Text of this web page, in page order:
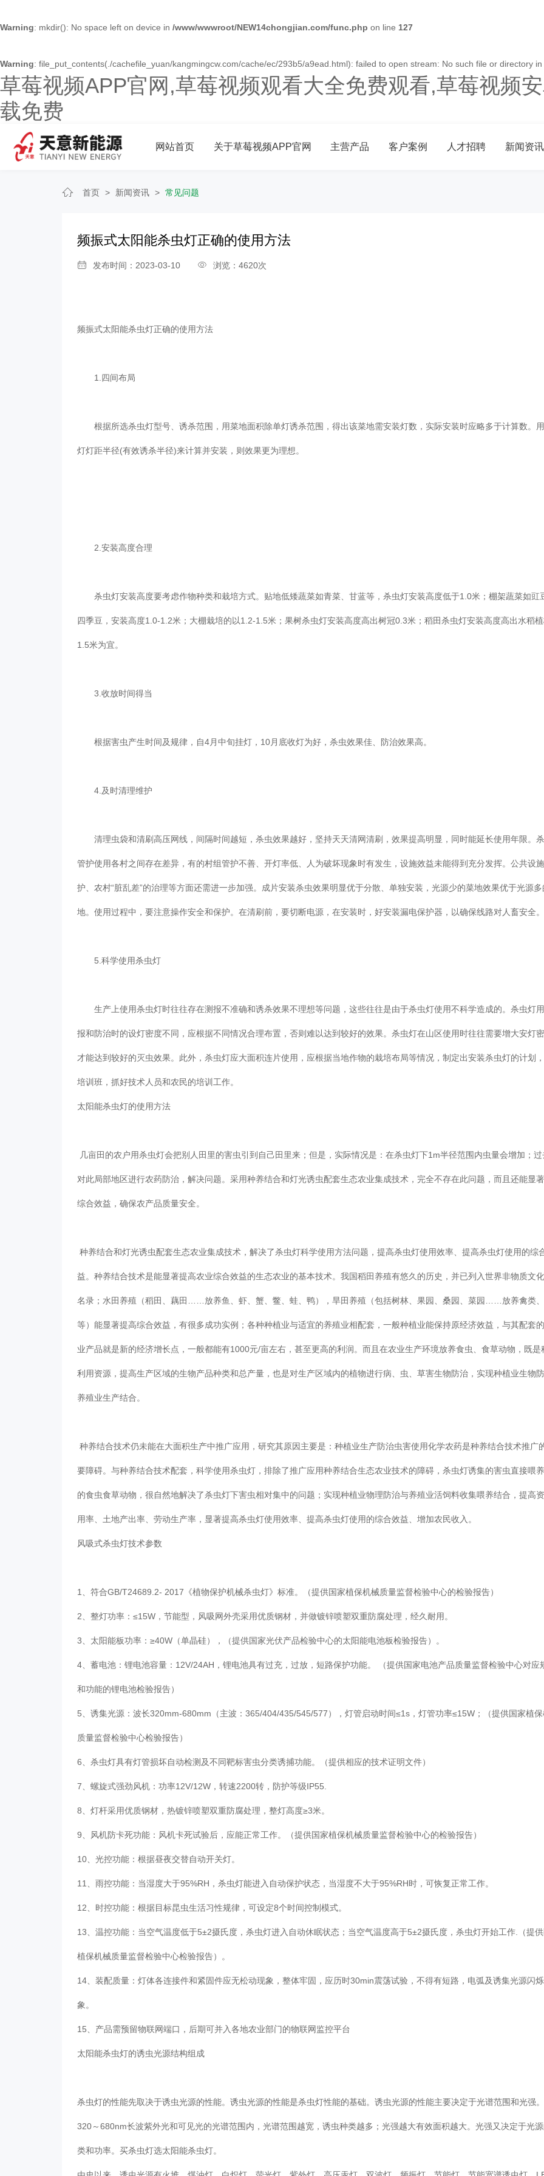
Warning: mkdir(): No space left on device in /www/wwwroot/NEW14chongjian.com/func.php on line 127
Warning: file_put_contents(./cachefile_yuan/kangmingcw.com/cache/ec/293b5/a9ead.html): failed to open stream: No such file or directory in
草莓视频APP官网,草莓视频观看大全免费观看,草莓视频
载免费
网站首页 关于草莓视频APP官网 主营产品 客户案例 人才招聘 新闻资讯
首页 > 新闻资讯 > 常见问题
频振式太阳能杀虫灯正确的使用方法
发布时间：2023-03-10 浏览：4620次
频振式太阳能杀虫灯正确的使用方法
1.四间布局
根据所选杀虫灯型号、诱杀范围，用菜地面积除单灯诱杀范围，得出该菜地需安装灯数，实际安装时应略多于计算数。
灯灯距半径(有效诱杀半径)来计算并安装，则效果更为理想。
2.安装高度合理
杀虫灯安装高度要考虑作物种类和栽培方式。贴地低矮蔬菜如青菜、甘蓝等，杀虫灯安装高度低于1.0米；棚架蔬菜如豇
四季豆，安装高度1.0-1.2米；大棚栽培的以1.2-1.5米；果树杀虫灯安装高度高出树冠0.3米；稻田杀虫灯安装高度高出水稻
1.5米为宜。
3.收放时间得当
根据害虫产生时间及规律，自4月中旬挂灯，10月底收灯为好，杀虫效果佳、防治效果高。
4.及时清理维护
清理虫袋和清刷高压网线，间隔时间越短，杀虫效果越好，坚持天天清网清刷，效果提高明显，同时能延长使用年限。
管护使用各村之间存在差异，有的村组管护不善、开灯率低、人为破坏现象时有发生，设施效益未能得到充分发挥。公共设
护、农村“脏乱差”的治理等方面还需进一步加强。成片安装杀虫效果明显优于分散、单独安装，光源少的菜地效果优于光源多
地。使用过程中，要注意操作安全和保护。在清刷前，要切断电源，在安装时，好安装漏电保护器，以确保线路对人畜安全。
5.科学使用杀虫灯
生产上使用杀虫灯时往往存在测报不准确和诱杀效果不理想等问题，这些往往是由于杀虫灯使用不科学造成的。杀虫灯
报和防治时的设灯密度不同，应根据不同情况合理布置，否则难以达到较好的效果。杀虫灯在山区使用时往往需要增大安灯密
才能达到较好的灭虫效果。此外，杀虫灯应大面积连片使用，应根据当地作物的栽培布局等情况，制定出安装杀虫灯的计划
培训班，抓好技术人员和农民的培训工作。
太阳能杀虫灯的使用方法
几亩田的农户用杀虫灯会把别人田里的害虫引到自己田里来；但是，实际情况是：在杀虫灯下1m半径范围内虫量会增加；过
对此局部地区进行农药防治，解决问题。采用种养结合和灯光诱虫配套生态农业集成技术，完全不存在此问题，而且还能显
综合效益，确保农产品质量安全。
种养结合和灯光诱虫配套生态农业集成技术，解决了杀虫灯科学使用方法问题，提高杀虫灯使用效率、提高杀虫灯使用的综
益。种养结合技术是能显著提高农业综合效益的生态农业的基本技术。我国稻田养殖有悠久的历史，并已列入世界非物质文
名录；水田养殖（稻田、藕田……放养鱼、虾、蟹、鳖、蛙、鸭），旱田养殖（包括树林、果园、桑园、菜园……放养禽类
等）能显著提高综合效益，有很多成功实例；各种种植业与适宜的养殖业相配套，一般种植业能保持原经济效益，与其配套
业产品就是新的经济增长点，一般都能有1000元/亩左右，甚至更高的利润。而且在农业生产环境放养食虫、食草动物，既是
利用资源，提高生产区域的生物产品种类和总产量，也是对生产区域内的植物进行病、虫、草害生物防治，实现种植业生物
养殖业生产结合。
种养结合技术仍未能在大面积生产中推广应用，研究其原因主要是：种植业生产防治虫害使用化学农药是种养结合技术推广
要障碍。与种养结合技术配套，科学使用杀虫灯，排除了推广应用种养结合生态农业技术的障碍，杀虫灯诱集的害虫直接喂
的食虫食草动物，很自然地解决了杀虫灯下害虫相对集中的问题；实现种植业物理防治与养殖业活饲料收集喂养结合，提高
用率、土地产出率、劳动生产率，显著提高杀虫灯使用效率、提高杀虫灯使用的综合效益、增加农民收入。
风吸式杀虫灯技术参数
1、符合GB/T24689.2- 2017《植物保护机械杀虫灯》标准。（提供国家植保机械质量监督检验中心的检验报告）
2、整灯功率：≤15W，节能型，风吸网外壳采用优质钢材，并做镀锌喷塑双重防腐处理，经久耐用。
3、太阳能板功率：≥40W（单晶硅），（提供国家光伏产品检验中心的太阳能电池板检验报告）。
4、蓄电池：锂电池容量：12V/24AH，锂电池具有过充，过放，短路保护功能。 （提供国家电池产品质量监督检验中心对应
和功能的锂电池检验报告）
5、诱集光源：波长320mm-680mm（主波：365/404/435/545/577），灯管启动时间≤1s，灯管功率≤15W；（提供国家植
质量监督检验中心检验报告）
6、杀虫灯具有灯管损坏自动检测及不同靶标害虫分类诱捕功能。（提供相应的技术证明文件）
7、螺旋式强劲风机：功率12V/12W，转速2200转，防护等级IP55.
8、灯杆采用优质钢材，热镀锌喷塑双重防腐处理，整灯高度≥3米。
9、风机防卡死功能：风机卡死试验后，应能正常工作。（提供国家植保机械质量监督检验中心的检验报告）
10、光控功能：根据昼夜交替自动开关灯。
11、雨控功能：当湿度大于95%RH，杀虫灯能进入自动保护状态，当湿度不大于95%RH时，可恢复正常工作。
12、时控功能：根据目标昆虫生活习性规律，可设定8个时间控制模式。
13、温控功能：当空气温度低于5±2摄氏度，杀虫灯进入自动休眠状态；当空气温度高于5±2摄氏度，杀虫灯开始工作.（提
植保机械质量监督检验中心检验报告）。
14、装配质量：灯体各连接件和紧固件应无松动现象，整体牢固，应历时30min震荡试验，不得有短路，电弧及诱集光源闪
象。
15、产品需预留物联网端口，后期可并入各地农业部门的物联网监控平台
太阳能杀虫灯的诱虫光源结构组成
杀虫灯的性能先取决于诱虫光源的性能。诱虫光源的性能是杀虫灯性能的基础。诱虫光源的性能主要决定于光谱范围和光强
320～680nm长波紫外光和可见光的光谱范围内，光谱范围越宽，诱虫种类越多；光强越大有效面积越大。光强又决定于光
类和功率。买杀虫灯选太阳能杀虫灯。